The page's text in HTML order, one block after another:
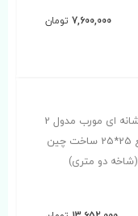
7,600,000 تومان
دنده شانه ای مورب مدول 2
مقطع 25*25 ساخت چین
(شاخه دو متری)